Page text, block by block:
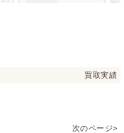
買取実績
次のページ>